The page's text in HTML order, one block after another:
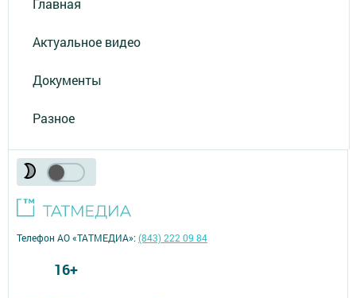
Главная
Актуальное видео
Документы
Разное
Телефон АО «ТАТМЕДИА»:(843) 222 09 84
16+